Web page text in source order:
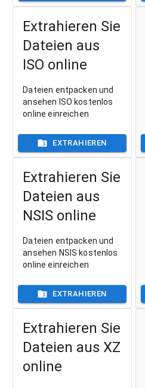
Extrahieren Sie
Dateien aus
ISO online
Dateien entpacken und
ansehen ISO kostenlos
online einreichen
EXTRAHIEREN
Extrahieren Sie
Dateien aus
NSIS online
Dateien entpacken und
ansehen NSIS kostenlos
online einreichen
EXTRAHIEREN
Extrahieren Sie
Dateien aus XZ
online